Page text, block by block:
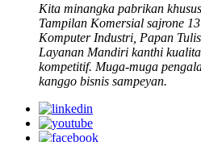
Kita minangka pabrikan
Tampilan Komersial sajrone
Komputer Industri, Papan
Layanan Mandiri kanthi
kompetitif. Muga-muga
kanggo bisnis sampeyan.